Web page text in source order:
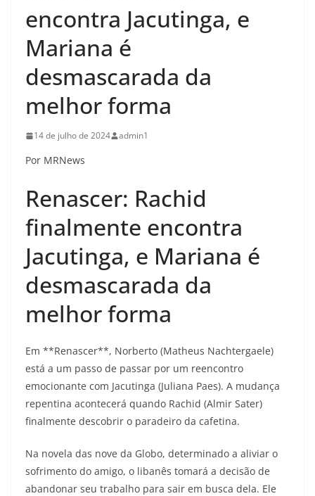
encontra Jacutinga, e
Mariana é
desmascarada da
melhor forma
14 de julho de 2024 admin1
Por MRNews
Renascer: Rachid
finalmente encontra
Jacutinga, e Mariana é
desmascarada da
melhor forma
Em **Renascer**, Norberto (Matheus Nachtergaele)
está a um passo de passar por um reencontro
emocionante com Jacutinga (Juliana Paes). A mudança
repentina acontecerá quando Rachid (Almir Sater)
finalmente descobrir o paradeiro da cafetina.
Na novela das nove da Globo, determinado a aliviar o
sofrimento do amigo, o libanês tomará a decisão de
abandonar seu trabalho para sair em busca dela. Ele